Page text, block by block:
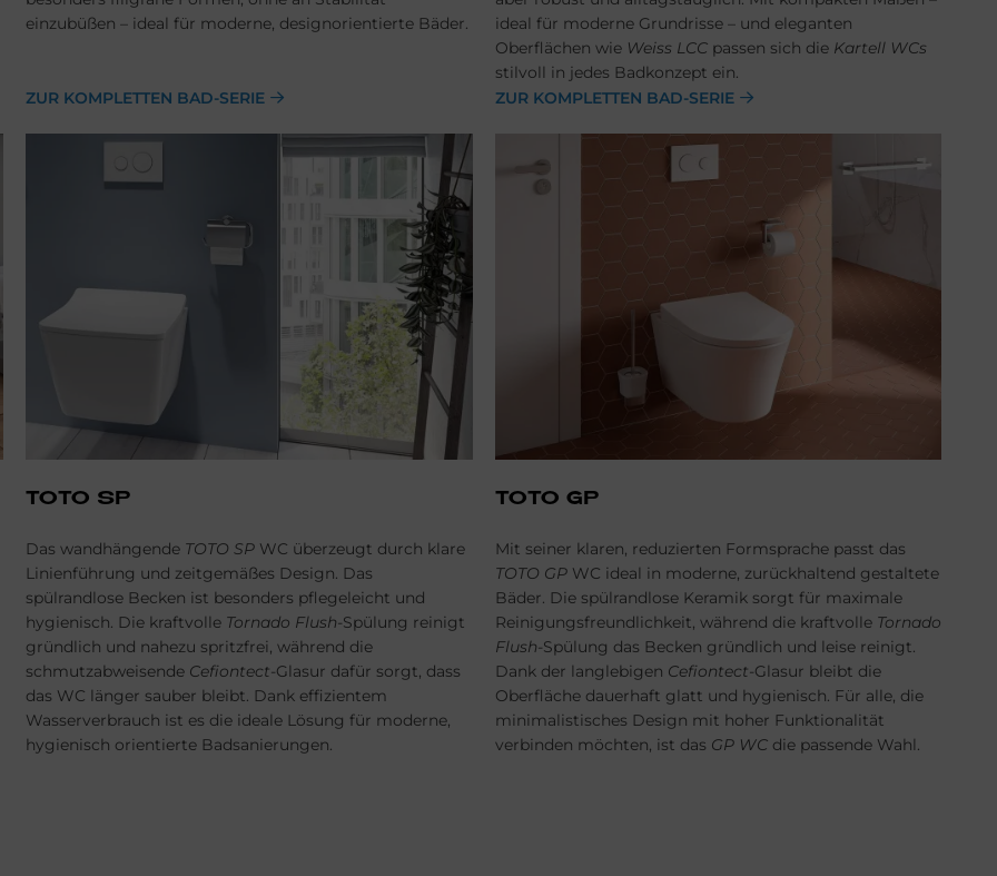
einzubüßen – ideal für moderne, designorientierte Bäder.
ZUR KOMPLETTEN BAD-SERIE
ideal für moderne Grundrisse – und eleganten
Oberflächen wie Weiss LCCpassen sich die Kartell WCs
stilvoll in jedes Badkonzept ein.
ZUR KOMPLETTEN BAD-SERIE
TOTO SP
Das wandhängende TOTO SP WC überzeugt durch klare
Linienführung und zeitgemäßes Design. Das
spülrandlose Becken ist besonders pflegeleicht und
hygienisch. Die kraftvolle Tornado Flush-Spülung reinigt
gründlich und nahezu spritzfrei, während die
schmutzabweisende Cefiontect-Glasur dafür sorgt, dass
das WC länger sauber bleibt. Dank effizientem
Wasserverbrauch ist es die ideale Lösung für moderne,
hygienisch orientierte Badsanierungen.
TOTO GP
Mit seiner klaren, reduzierten Formsprache passt das
TOTO GPWC ideal in moderne, zurückhaltend gestaltete
Bäder. Die spülrandlose Keramik sorgt für maximale
Reinigungsfreundlichkeit, während die kraftvolle Tornado
Flush-Spülung das Becken gründlich und leise reinigt.
Dank der langlebigen Cefiontect-Glasur bleibt die
Oberfläche dauerhaft glatt und hygienisch. Für alle, die
minimalistisches Design mit hoher Funktionalität
verbinden möchten, ist das GP WCdie passende Wahl.